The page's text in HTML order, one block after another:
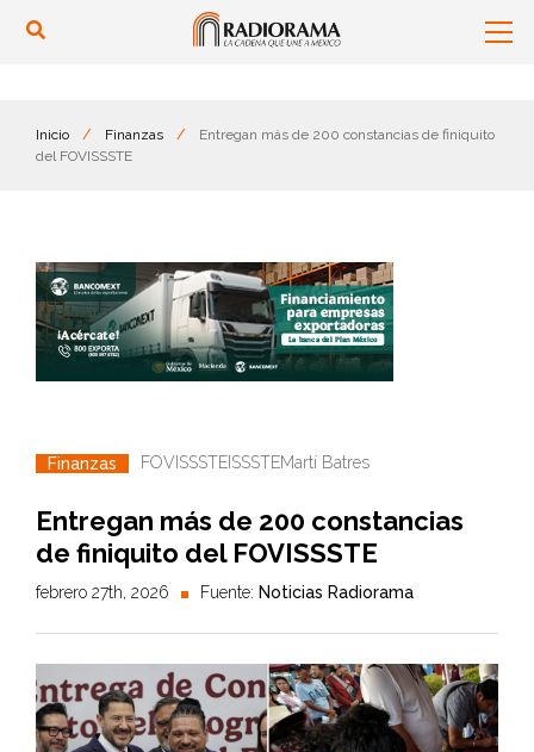
Inicio / Finanzas /
Entregan más de 200 constancias de finiquito
del FOVISSSTE
Finanzas FOVISSSTE ISSSTEMartí Batres
Entregan más de 200 constancias
de finiquito del FOVISSSTE
febrero 27th, 2026 Fuente: Noticias Radiorama